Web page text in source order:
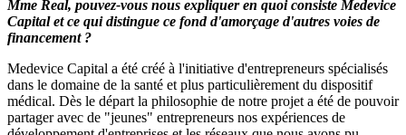
Mme Real, pouvez-vous nous expliquer en quoi consiste Medevice
Capital et ce qui distingue ce fond d'amorçage d'autres voies de
financement ?
Medevice Capital a été créé à l'initiative d'entrepreneurs spécialisés
dans le domaine de la santé et plus particulièrement du dispositif
médical. Dès le départ la philosophie de notre projet a été de pouvoir
partager avec de "jeunes" entrepreneurs nos expériences de